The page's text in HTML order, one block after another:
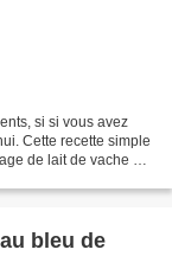
si si vous avez
Cette recette simple
de lait de vache qui